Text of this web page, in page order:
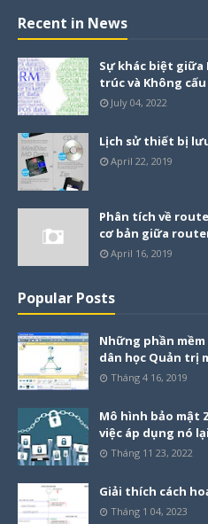
Recent in News
Sự khác biệt giữa
trúc và Không
July 04, 2022
Lịch sử thiết bị
April 22, 2019
Phân tích về
cơ bản giữa
April 16, 2019
Popular Posts
Những phần
dân học Quản trị
Tháng 4 16, 2019
Mô hình bảo mật
việc áp dụng nó
Tháng 11 23, 2022
Giải thích cách
Tháng 1 04, 2023